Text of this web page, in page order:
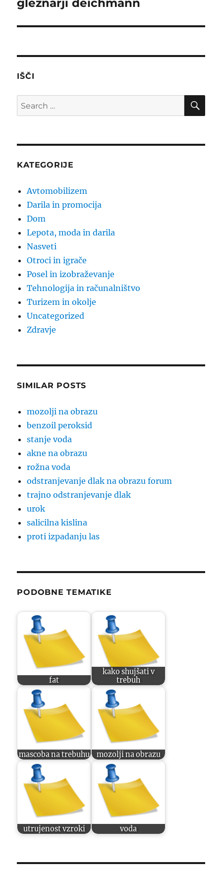
Next
gležnarji deichmann
IŠČI
Search
for:
KATEGORIJE
Avtomobilizem
Darila in promocija
Dom
Lepota, moda in darila
Nasveti
Otroci in igrače
Posel in izobraževanje
Tehnologija in računalništvo
Turizem in okolje
Uncategorized
Zdravje
SIMILAR POSTS
mozolji na obrazu
benzoil peroksid
stanje voda
akne na obrazu
rožna voda
odstranjevanje dlak na obrazu forum
trajno odstranjevanje dlak
urok
salicilna kislina
proti izpadanju las
PODOBNE TEMATIKE
fat
kako shujšati v
trebuh
mascoba na trebuhu mozolji na obrazu
utrujenost vzroki voda